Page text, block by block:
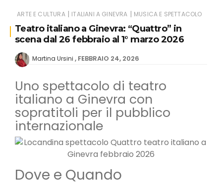
ARTE E CULTURA | ITALIANI A GINEVRA | MUSICA E SPETTACOLO
Teatro italiano a Ginevra: “Quattro” in
scena dal 26 febbraio al 1° marzo 2026
Martina Ursini FEBBRAIO 24, 2026
Uno spettacolo di teatro
italiano a Ginevra con
sopratitoli per il pubblico
internazionale
Dove e Quando